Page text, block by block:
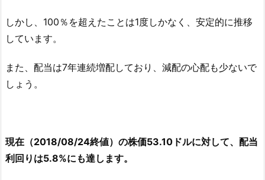
しかし、100％を超えたことは1度しかなく、安定的に推移
しています。
また、配当は7年連続増配しており、減配の心配も少ないで
しょう。
現在（2018/08/24終値）の株価53.10ドルに対して、配当
利回りは5.8%にも達します。